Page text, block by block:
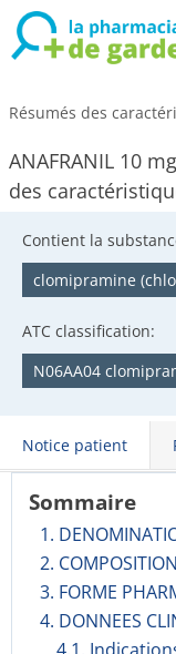
Résumés des
ANAFRANIL 10
des
Contient la
clomipramine
ATC classification:
N06AA04
Notice patient
Sommaire
1.
2.
3. FORME
4. DONNEES